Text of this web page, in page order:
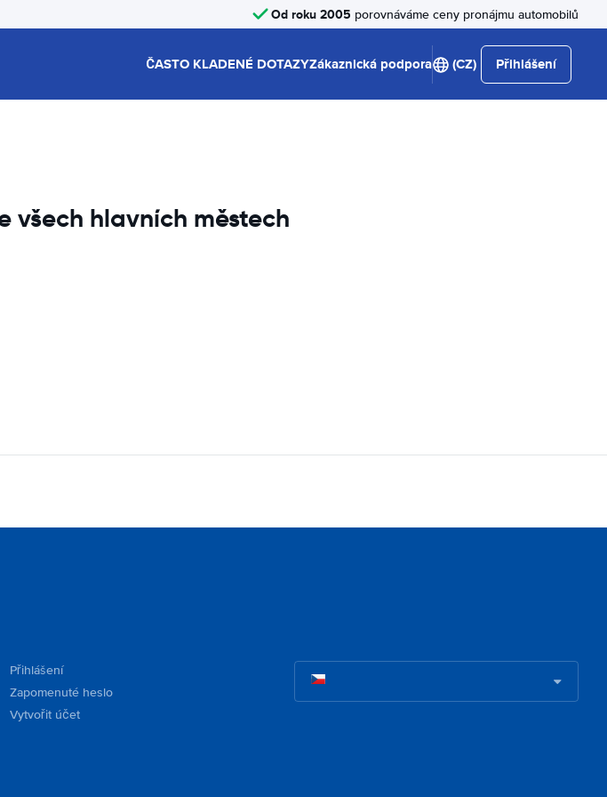
Od roku 2005 porovnáváme ceny pronájmu automobilů
ČASTO KLADENÉ DOTAZYZákaznická podpora (CZ) Přihlášení
všech hlavních městech
Přihlášení
Zapomenuté heslo
Vytvořit účet